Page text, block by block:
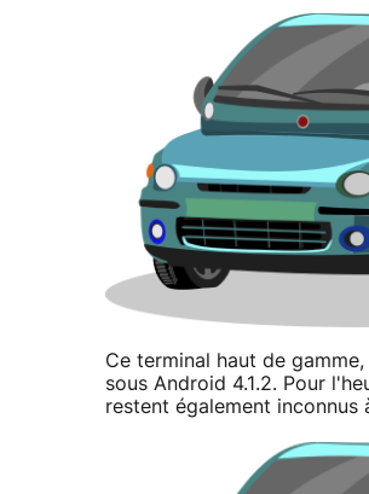
Ce terminal haut de
sous Android 4.1.2. Pour
restent également inconnus